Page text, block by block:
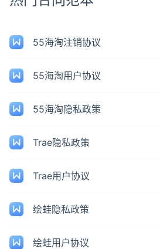
55海淘注销协议
55海淘用户协议
55海淘隐私政策
Trae隐私政策
Trae用户协议
绘蛙隐私政策
绘蛙用户协议